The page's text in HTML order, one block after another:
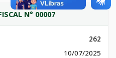
N° 00007
262
10/07/2025